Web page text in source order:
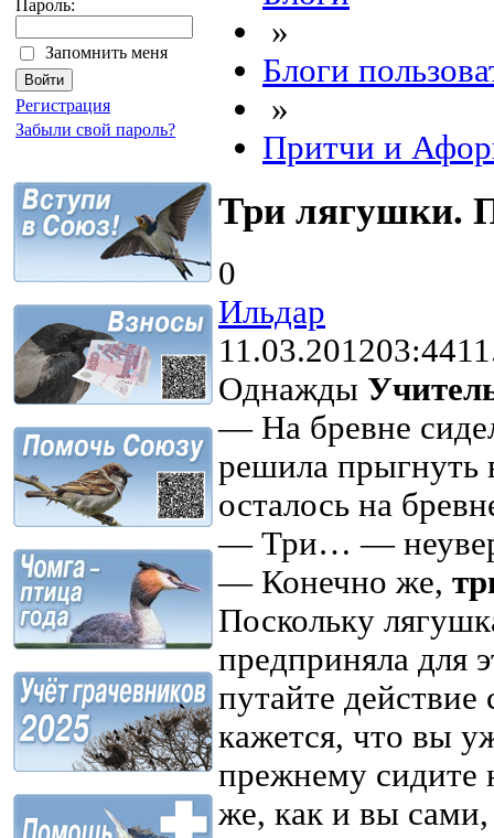
Пароль:
Запомнить меня
Регистрация
Забыли свой пароль?
»
Блоги
»
Притчи и
Три лягушки.
0
Ильдар
11.03.201203:44
Однажды
— На бревне
решила прыгнуть
осталось на
— Три… —
— Конечно же,
Поскольку
предприняла для
путайте
кажется, что вы
прежнему сидите
же, как и вы